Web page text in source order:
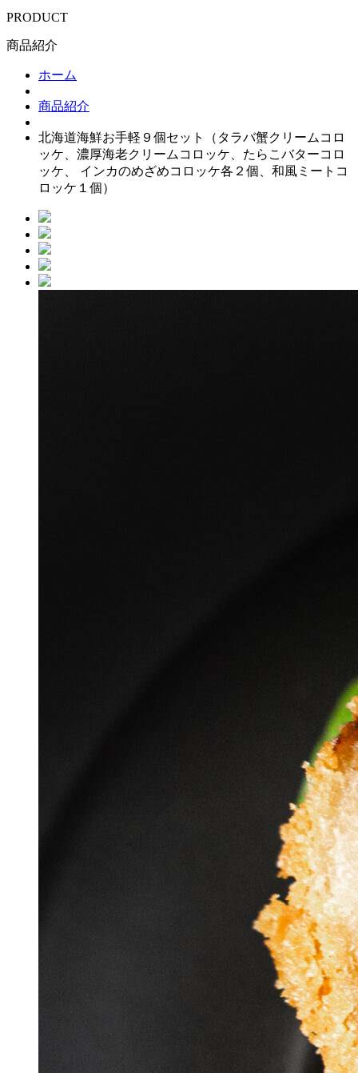
PRODUCT
商品紹介
ホーム
商品紹介
北海道海鮮お手軽９個セット（タラバ蟹クリームコロ
ッケ、濃厚海老クリームコロッケ、たらこバターコロ
ッケ、 インカのめざめコロッケ各２個、和風ミートコ
ロッケ１個）